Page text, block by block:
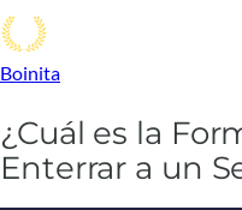
Boinita
¿Cuál es la
Enterrar a un